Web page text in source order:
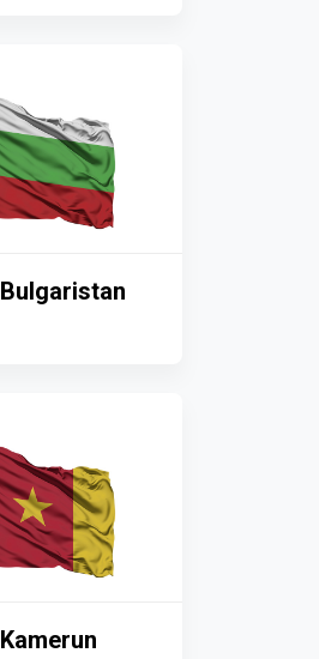
Bulgaristan
Kamerun